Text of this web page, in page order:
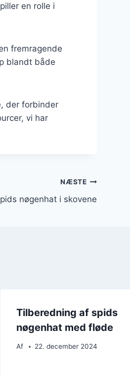
en rolle i
fremragende
blandt både
der forbinder
vi har
NÆSTE
nøgenhat i skovene
Tilberedning af spids
nøgenhat med fløde
Af 22. december 2024